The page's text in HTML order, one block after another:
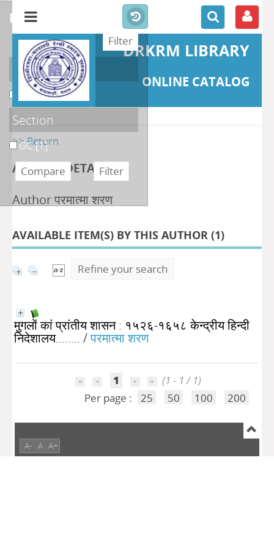
DRKRM LIBRARY
ONLINE CATALOG
>> Return
AUTHOR DETAILS
Author परमात्मा शरण
AVAILABLE ITEM(S) BY THIS AUTHOR (1)
Refine your search
मुगलों कां प्रांतीय शासन : १५२६-१६५८ केन्द्रीय हिन्दी
निदेशालय........ /परमात्मा शरण
1
(1 - 1 / 1)
Per page :
25 50 100 200
refine or compare
Localisation
DKRML[1]
Section
GC[1]
A- A A+